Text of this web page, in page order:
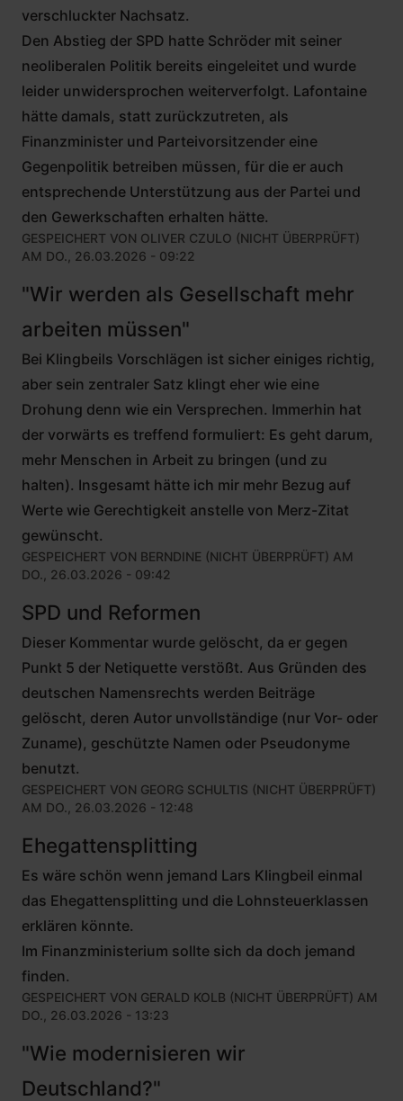
verschluckter Nachsatz.
Den Abstieg der SPD hatte Schröder mit seiner
neoliberalen Politik bereits eingeleitet und wurde
leider unwidersprochen weiterverfolgt. Lafontaine
hätte damals, statt zurückzutreten, als
Finanzminister und Parteivorsitzender eine
Gegenpolitik betreiben müssen, für die er auch
entsprechende Unterstützung aus der Partei und
den Gewerkschaften erhalten hätte.
GESPEICHERT VON OLIVER CZULO (NICHT ÜBERPRÜFT)
AM DO., 26.03.2026 - 09:22
"Wir werden als Gesellschaft mehr
arbeiten müssen"
Bei Klingbeils Vorschlägen ist sicher einiges richtig,
aber sein zentraler Satz klingt eher wie eine
Drohung denn wie ein Versprechen. Immerhin hat
der vorwärts es treffend formuliert: Es geht darum,
mehr Menschen in Arbeit zu bringen (und zu
halten). Insgesamt hätte ich mir mehr Bezug auf
Werte wie Gerechtigkeit anstelle von Merz-Zitat
gewünscht.
GESPEICHERT VON BERNDINE (NICHT ÜBERPRÜFT) AM
DO., 26.03.2026 - 09:42
SPD und Reformen
Dieser Kommentar wurde gelöscht, da er gegen
Punkt 5 der Netiquette verstößt. Aus Gründen des
deutschen Namensrechts werden Beiträge
gelöscht, deren Autor unvollständige (nur Vor- oder
Zuname), geschützte Namen oder Pseudonyme
benutzt.
GESPEICHERT VON GEORG SCHULTIS (NICHT ÜBERPRÜFT)
AM DO., 26.03.2026 - 12:48
Ehegattensplitting
Es wäre schön wenn jemand Lars Klingbeil einmal
das Ehegattensplitting und die Lohnsteuerklassen
erklären könnte.
Im Finanzministerium sollte sich da doch jemand
finden.
GESPEICHERT VON GERALD KOLB (NICHT ÜBERPRÜFT) AM
DO., 26.03.2026 - 13:23
"Wie modernisieren wir
Deutschland?"